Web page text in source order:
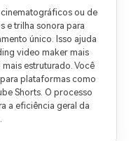
ou de
e trilha sonora para
único. Isso ajuda
video maker mais
estruturado. Você
plataformas como
Shorts. O processo
a eficiência geral da